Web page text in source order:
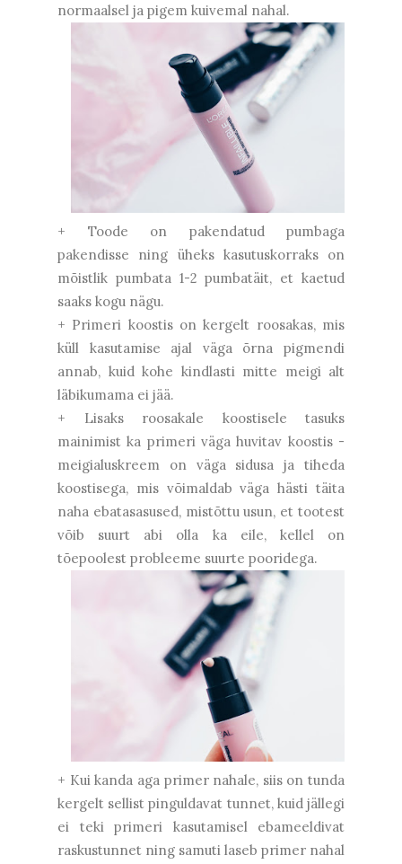
normaalsel ja pigem kuivemal nahal.
+ Toode on pakendatud pumbaga
pakendisse ning üheks kasutuskorraks on
mõistlik pumbata 1-2 pumbatäit, et kaetud
saaks kogu nägu.
+ Primeri koostis on kergelt roosakas, mis
küll kasutamise ajal väga õrna pigmendi
annab, kuid kohe kindlasti mitte meigi alt
läbikumama ei jää.
+ Lisaks roosakale koostisele tasuks
mainimist ka primeri väga huvitav koostis -
meigialuskreem on väga sidusa ja tiheda
koostisega, mis võimaldab väga hästi täita
naha ebatasasused, mistõttu usun, et tootest
võib suurt abi olla ka eile, kellel on
tõepoolest probleeme suurte pooridega.
+ Kui kanda aga primer nahale, siis on tunda
kergelt sellist pinguldavat tunnet, kuid jällegi
ei teki primeri kasutamisel ebameeldivat
raskustunnet ning samuti laseb primer nahal